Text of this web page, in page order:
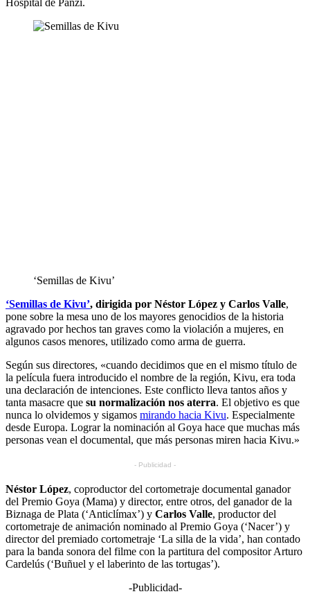
‘Semillas de Kivu’
‘Semillas de Kivu’, dirigida por Néstor López y Carlos Valle,
pone sobre la mesa uno de los mayores genocidios de la historia
agravado por hechos tan graves como la violación a mujeres, en
algunos casos menores, utilizado como arma de guerra.
Según sus directores, «cuando decidimos que en el mismo título de
la película fuera introducido el nombre de la región, Kivu, era toda
una declaración de intenciones. Este conflicto lleva tantos años y
tanta masacre que su normalización nos aterra. El objetivo es que
nunca lo olvidemos y sigamos mirando hacia Kivu. Especialmente
desde Europa. Lograr la nominación al Goya hace que muchas más
personas vean el documental, que más personas miren hacia Kivu.»
- Publicidad -
Néstor López, coproductor del cortometraje documental ganador
del Premio Goya (Mama) y director, entre otros, del ganador de la
Biznaga de Plata (‘Anticlímax’) y Carlos Valle, productor del
cortometraje de animación nominado al Premio Goya (‘Nacer’) y
director del premiado cortometraje ‘La silla de la vida’, han contado
para la banda sonora del filme con la partitura del compositor Arturo
Cardelús (‘Buñuel y el laberinto de las tortugas’).
-Publicidad-